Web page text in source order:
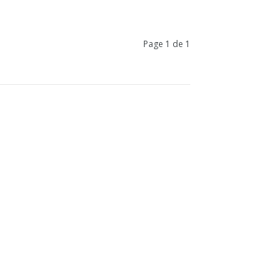
Page 1 de 1